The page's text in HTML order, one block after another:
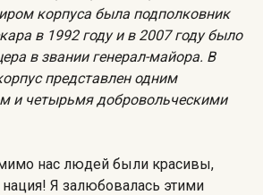
корпуса была подполковник
в 1992 году и в 2007 году было
в звании генерал-майора. В
представлен одним
и четырьмя добровольческими
нас людей были красивы,
Я залюбовалась этими